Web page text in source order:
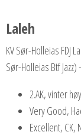
Laleh
KV Sør-Holleias FDJ
Sør-Holleias Btf
2.AK, vinter
Very Good,
Excellent,